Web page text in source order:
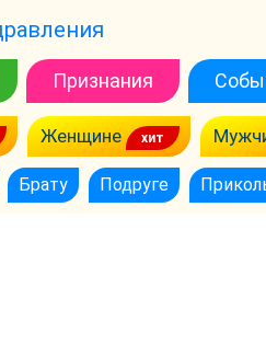
Признания
Женщине
Брату Подруге